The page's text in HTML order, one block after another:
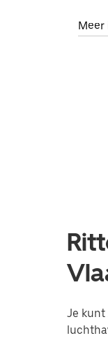
Meer
Je kunt